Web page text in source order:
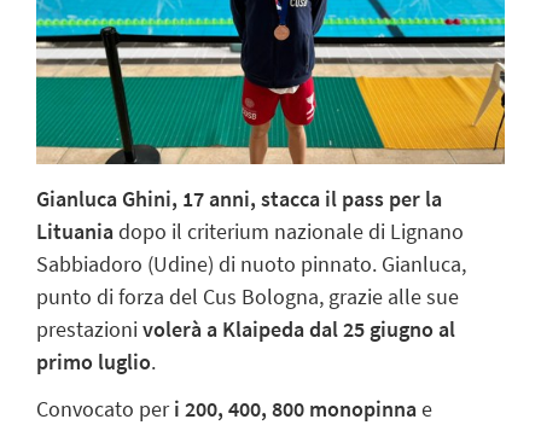
Gianluca Ghini, 17 anni, stacca il pass per la
Lituaniadopo il criterium nazionale di Lignano
Sabbiadoro (Udine) di nuoto pinnato. Gianluca,
punto di forza del Cus Bologna, grazie alle sue
prestazionivolerà a Klaipedadal 25 giugno al
primo luglio.
Convocato peri 200, 400, 800 monopinnae